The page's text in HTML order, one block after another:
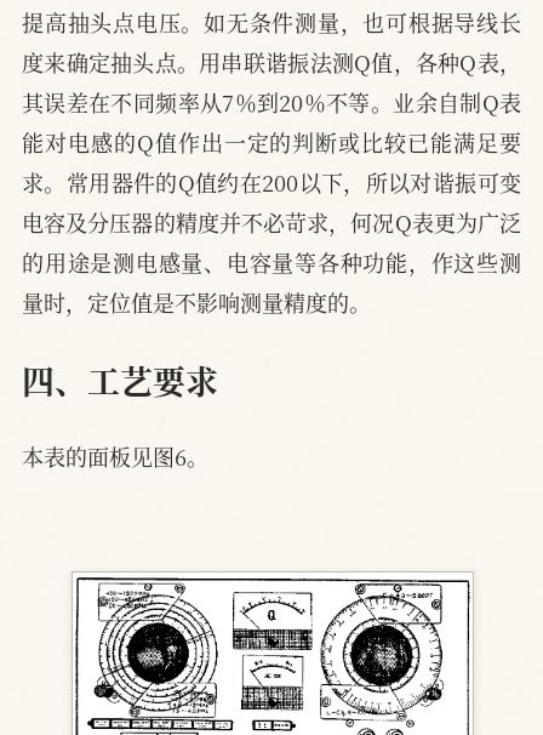
提高抽头点电压。如无条件测量，也可根据导线长
度来确定抽头点。用串联谐振法测Q值，各种Q表，
其误差在不同频率从7％到20％不等。业余自制Q表
能对电感的Q值作出一定的判断或比较已能满足要
求。常用器件的Q值约在200以下，所以对谐振可变
电容及分压器的精度并不必苛求，何况Q表更为广泛
的用途是测电感量、电容量等各种功能，作这些测
量时，定位值是不影响测量精度的。
四、工艺要求
本表的面板见图6。